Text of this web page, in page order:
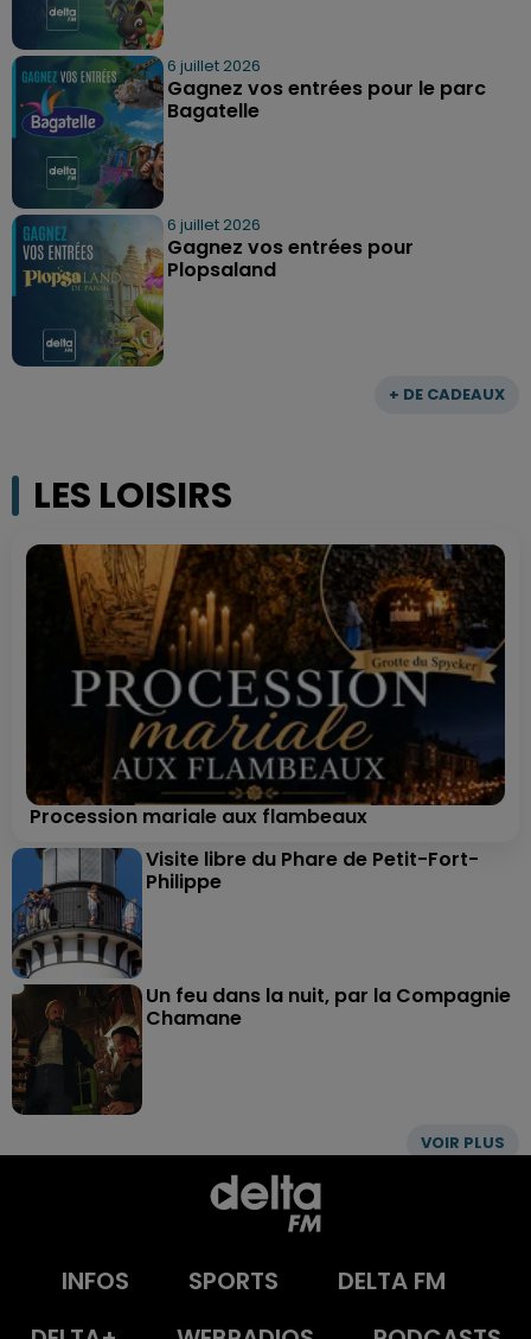
+ DE CADEAUX
6 juillet 2026
Gagnez vos entrées pour le parc
Bagatelle
6 juillet 2026
Gagnez vos entrées pour
Plopsaland
LES LOISIRS
VOIR PLUS
Procession mariale aux flambeaux
Visite libre du Phare de Petit-Fort-
Philippe
Un feu dans la nuit, par la Compagnie
Chamane
INFOS SPORTS
DELTA FM